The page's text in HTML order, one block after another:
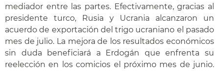
mediador entre las partes. Efectivamente, gracias al
presidente turco, Rusia y Ucrania alcanzaron un
acuerdo de exportación del trigo ucraniano el pasado
mes de julio. La mejora de los resultados económicos
sin duda beneficiará a Erdogán que enfrenta su
reelección en los comicios el próximo mes de junio.